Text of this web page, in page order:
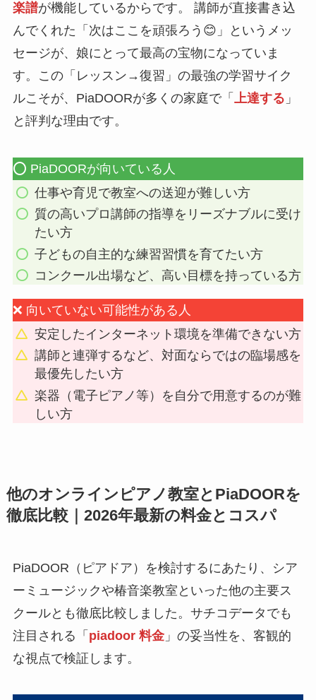
楽譜が機能しているからです。 講師が直接書き込
んでくれた「次はここを頑張ろう😊」というメッ
セージが、娘にとって最高の宝物になっていま
す。この「レッスン→復習」の最強の学習サイク
ルこそが、PiaDOORが多くの家庭で「 上達する 」
と評判な理由です。
⭕️ PiaDOORが向いている人
仕事や育児で教室への送迎が難しい方
質の高いプロ講師の指導をリーズナブルに受け
たい方
子どもの自主的な練習習慣を育てたい方
コンクール出場など、高い目標を持っている方
❌ 向いていない可能性がある人
安定したインターネット環境を準備できない方
講師と連弾するなど、対面ならではの臨場感を
最優先したい方
楽器（電子ピアノ等）を自分で用意するのが難
しい方
他のオンラインピアノ教室とPiaDOORを
徹底比較｜2026年最新の料金とコスパ
PiaDOOR（ピアドア）を検討するにあたり、シア
ーミュージックや椿音楽教室といった他の主要ス
クールとも徹底比較しました。サチコデータでも
注目される「 piadoor 料金」の妥当性を、客観的
な視点で検証します。